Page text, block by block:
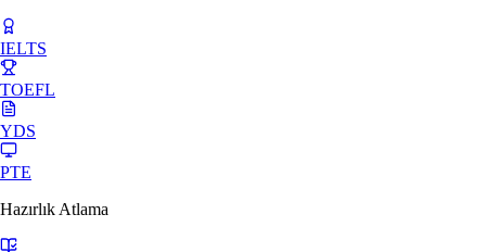
IELTS
TOEFL
YDS
PTE
Hazırlık Atlama